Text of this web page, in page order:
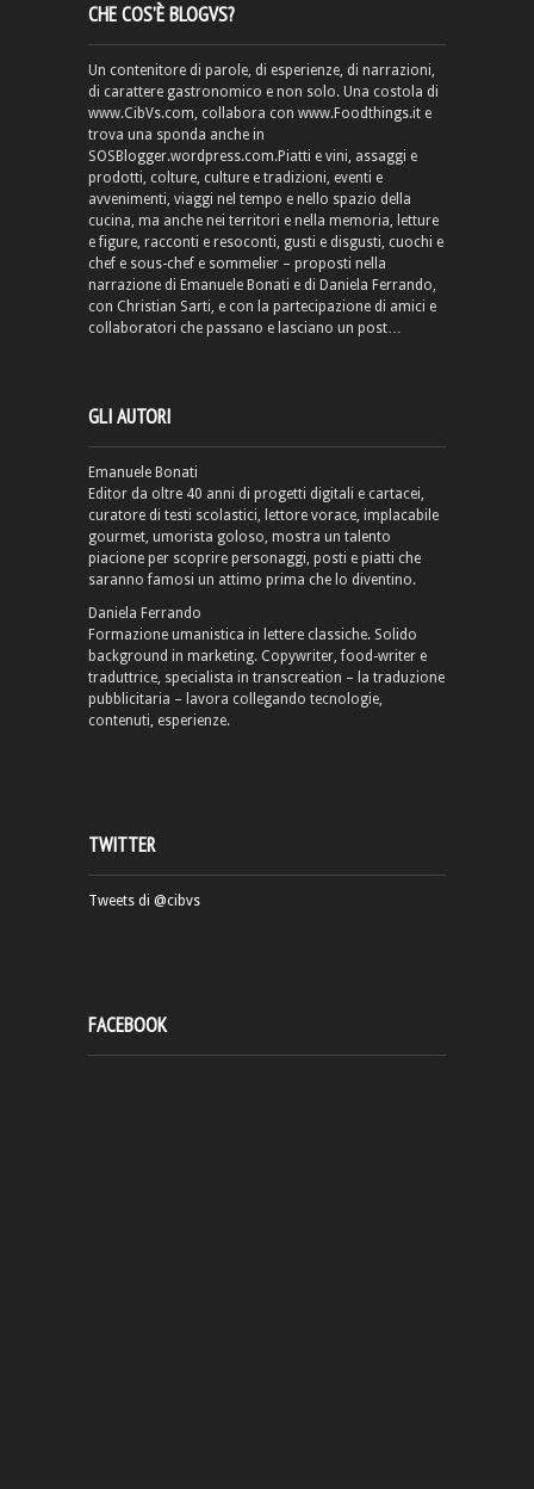
CHE COS’È BLOGVS?
Un contenitore di parole, di esperienze, di narrazioni,
di carattere gastronomico e non solo. Una costola di
www.CibVs.com, collabora con www.Foodthings.it e
trova una sponda anche in
SOSBlogger.wordpress.com.Piatti e vini, assaggi e
prodotti, colture, culture e tradizioni, eventi e
avvenimenti, viaggi nel tempo e nello spazio della
cucina, ma anche nei territori e nella memoria, letture
e figure, racconti e resoconti, gusti e disgusti, cuochi e
chef e sous-chef e sommelier – proposti nella
narrazione di Emanuele Bonati e di Daniela Ferrando,
con Christian Sarti, e con la partecipazione di amici e
collaboratori che passano e lasciano un post…
GLI AUTORI
Emanuele Bonati
Editor da oltre 40 anni di progetti digitali e cartacei,
curatore di testi scolastici, lettore vorace, implacabile
gourmet, umorista goloso, mostra un talento
piacione per scoprire personaggi, posti e piatti che
saranno famosi un attimo prima che lo diventino.
Daniela Ferrando
Formazione umanistica in lettere classiche. Solido
background in marketing. Copywriter, food-writer e
traduttrice, specialista in transcreation – la traduzione
pubblicitaria – lavora collegando tecnologie,
contenuti, esperienze.
TWITTER
Tweets di @cibvs
FACEBOOK